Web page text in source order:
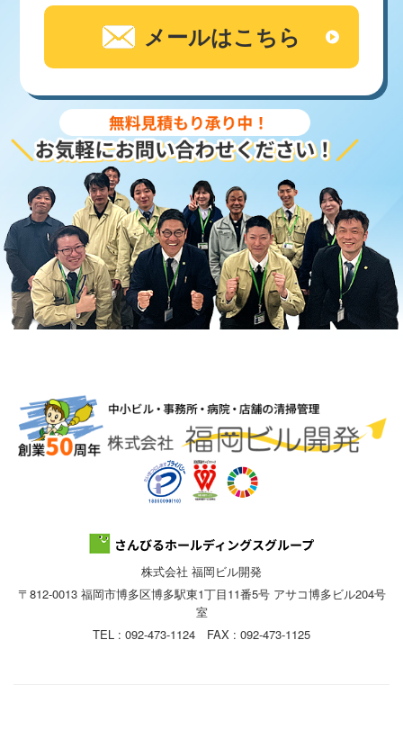
メールはこちら
株式会社 福岡ビル開発
〒812-0013 福岡市博多区博多駅東1丁目11番5号 アサコ博多ビル204号
室
TEL : 092-473-1124 FAX : 092-473-1125